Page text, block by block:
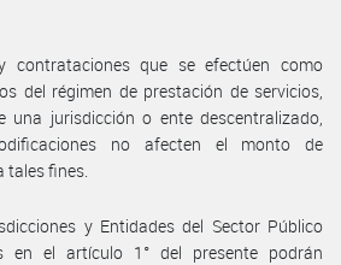
contrataciones que se efectúen como
del régimen de prestación de servicios,
una jurisdicción o ente descentralizado,
no afecten el monto de
tales fines.
y Entidades del Sector Público
en el artículo 1° del presente podrán